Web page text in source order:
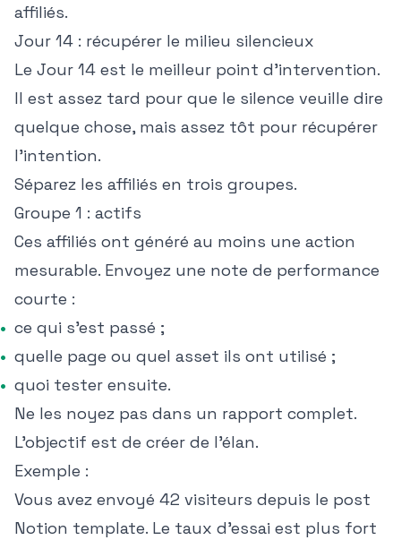
affiliés.
Jour 14 : récupérer le milieu silencieux
Le Jour 14 est le meilleur point d'intervention.
Il est assez tard pour que le silence veuille dire
quelque chose, mais assez tôt pour récupérer
l'intention.
Séparez les affiliés en trois groupes.
Groupe 1 : actifs
Ces affiliés ont généré au moins une action
mesurable. Envoyez une note de performance
courte :
ce qui s'est passé ;
quelle page ou quel asset ils ont utilisé ;
quoi tester ensuite.
Ne les noyez pas dans un rapport complet.
L'objectif est de créer de l'élan.
Exemple :
Vous avez envoyé 42 visiteurs depuis le post
Notion template. Le taux d'essai est plus fort